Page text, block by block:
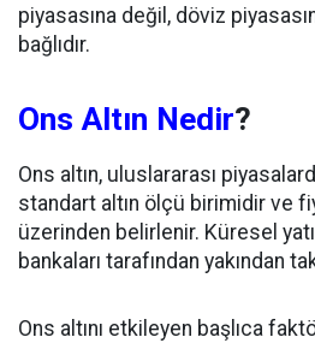
piyasasına değil, döviz
bağlıdır.
Ons Altın Nedir?
Ons altın, uluslararası
standart altın ölçü birimidir ve
üzerinden belirlenir. Küresel
bankaları tarafından yakından
Ons altını etkileyen başlıca